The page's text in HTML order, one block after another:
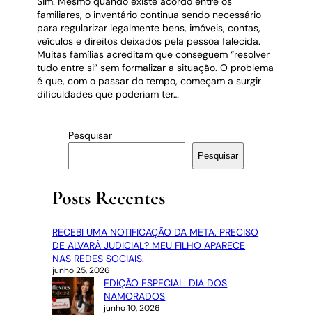
familiares, o inventário continua sendo necessário
para regularizar legalmente bens, imóveis, contas,
veículos e direitos deixados pela pessoa falecida.
Muitas famílias acreditam que conseguem “resolver
tudo entre si” sem formalizar a situação. O problema
é que, com o passar do tempo, começam a surgir
dificuldades que poderiam ter…
Pesquisar
Pesquisar
Posts Recentes
RECEBI UMA NOTIFICAÇÃO DA META. PRECISO
DE ALVARÁ JUDICIAL? MEU FILHO APARECE
NAS REDES SOCIAIS.
junho 25, 2026
EDIÇÃO ESPECIAL: DIA DOS
NAMORADOS
junho 10, 2026